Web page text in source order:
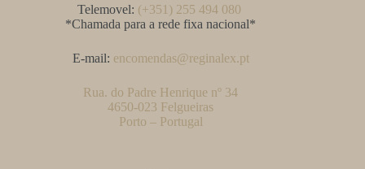
Telemovel: (+351) 255 494 080
*Chamada para a rede fixa nacional*
E-mail: encomendas@reginalex.pt
Rua. do Padre Henrique nº 34
4650-023 Felgueiras
Porto – Portugal